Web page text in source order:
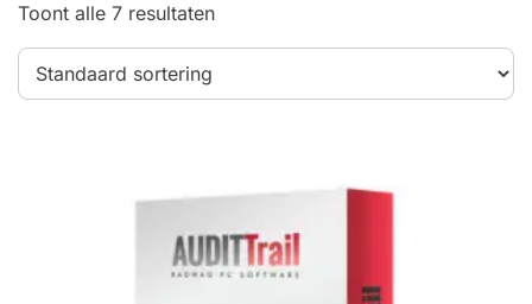
Toont alle 7 resultaten